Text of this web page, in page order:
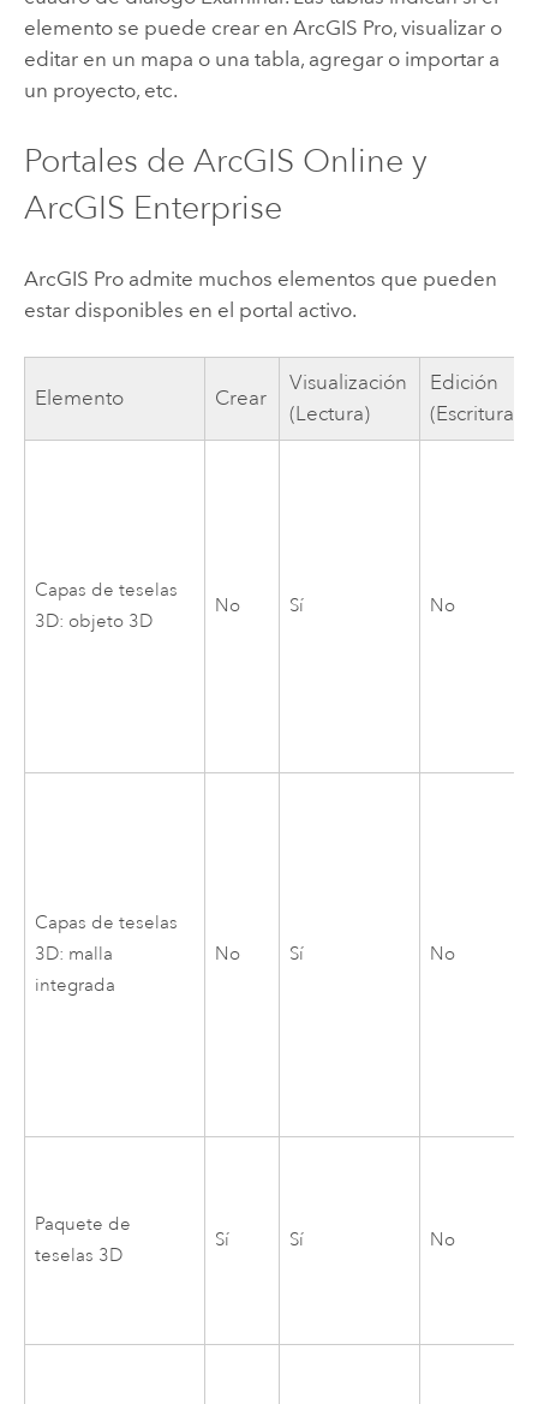
elemento se puede crear en ArcGIS Pro, visualizar o
editar en un mapa o una tabla, agregar o importar a
un proyecto, etc.
Portales de ArcGIS Online y
ArcGIS Enterprise
ArcGIS Proadmite muchos elementos que pueden
estar disponibles en el portal activo.
Elemento Crear
Visualización
(Lectura)
Edición
(Escritura)
Capas de teselas
3D: objeto 3D
No Sí No
Capas de teselas
3D: malla
integrada
No Sí No
Paquete de
teselas 3D
Sí Sí No